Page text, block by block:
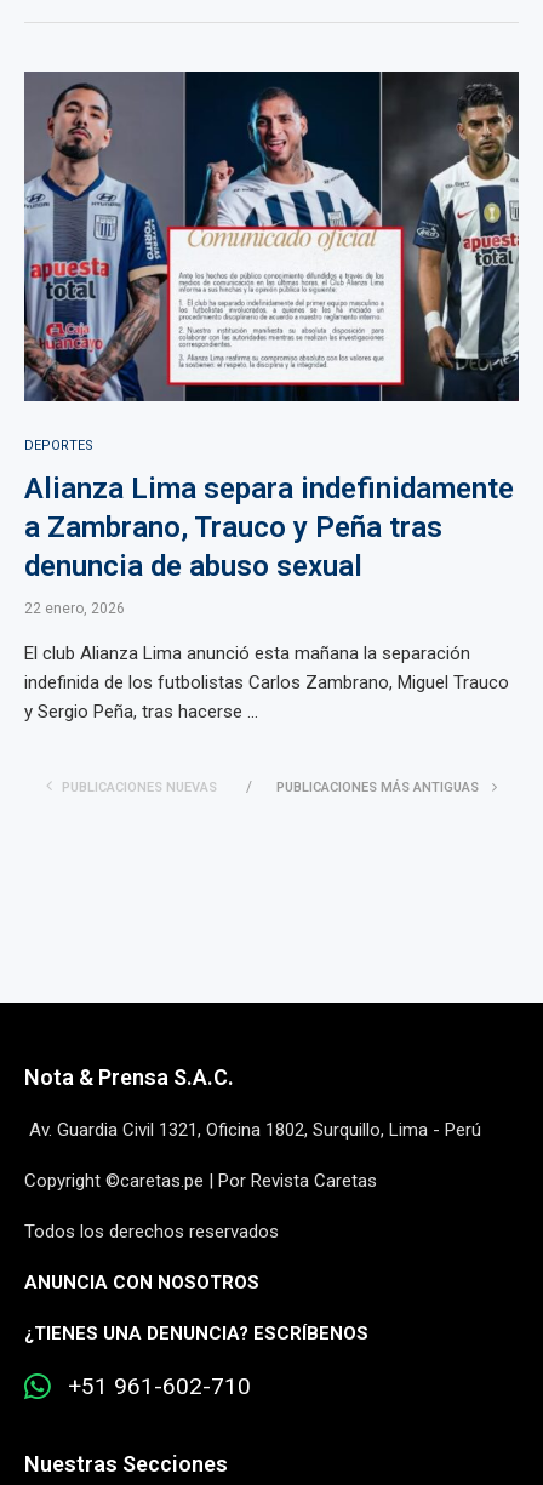
DEPORTES
Alianza Lima separa indefinidamente
a Zambrano, Trauco y Peña tras
denuncia de abuso sexual
22 enero, 2026
El club Alianza Lima anunció esta mañana la separación
indefinida de los futbolistas Carlos Zambrano, Miguel Trauco
y Sergio Peña, tras hacerse ...
PUBLICACIONES NUEVAS PUBLICACIONES MÁS ANTIGUAS
Nota & Prensa S.A.C.
Av. Guardia Civil 1321, Oficina 1802, Surquillo, Lima - Perú
Copyright ©caretas.pe | Por Revista Caretas
Todos los derechos reservados
ANUNCIA CON NOSOTROS
¿TIENES UNA DENUNCIA? ESCRÍBENOS
+51 961-602-710
Nuestras Secciones